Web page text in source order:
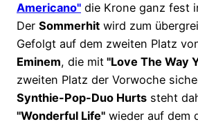
Americano" die Krone ganz fest
Der Sommerhit wird zum
Gefolgt auf dem zweiten Platz
Eminem, die mit "Love The Way
zweiten Platz der Vorwoche
Synthie-Pop-Duo Hurts steht
"Wonderful Life" wieder auf dem